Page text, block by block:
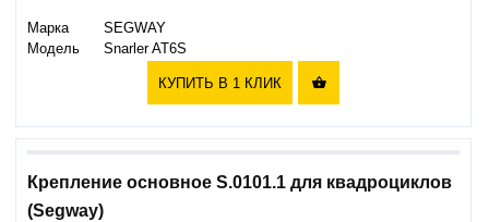
Марка
SEGWAY
Модель
Snarler AT6S
КУПИТЬ В 1 КЛИК 
Крепление основное S.0101.1 для квадроциклов
(Segway)